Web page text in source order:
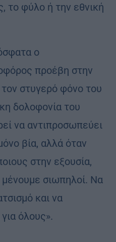
το φύλο ή την εθνική
ο
προέβη στην
στυγερό φόνο του
δολοφονία του
να αντιπροσωπεύει
βία, αλλά όταν
στην εξουσία,
σιωπηλοί. Nα
και να
όλους».